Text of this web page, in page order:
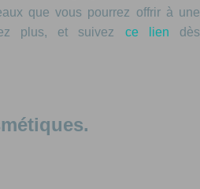
que vous pourrez offrir à une
plus, et suivez ce lien dès